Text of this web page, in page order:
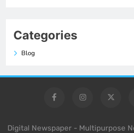
Categories
Blog
Digital Newspaper - Multipurpose